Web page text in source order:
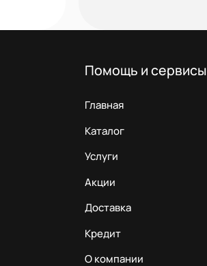
Помощь и сервисы
Главная
Каталог
Услуги
Акции
Доставка
Кредит
О компании